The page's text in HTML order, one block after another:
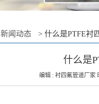
新闻动态 > 什么是PTFE衬
什么是
编辑 : 衬四氟管道厂家